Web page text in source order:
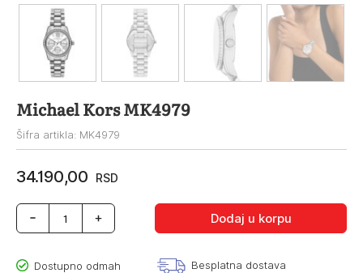
Michael Kors MK4979
Šifra artikla: MK4979
34.190,00 RSD
Michael
Kors
količina
Dodaj u korpu
Dostupno odmah Besplatna dostava